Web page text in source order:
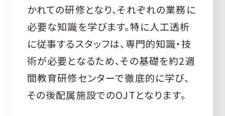
かれての研修となり、それぞれの業務に
必要な知識を学びます。特に人工透析
に従事するスタッフは、専門的知識・技
術が必要となるため、その基礎を約2週
間教育研修センターで徹底的に学び、
その後配属施設でのOJTとなります。